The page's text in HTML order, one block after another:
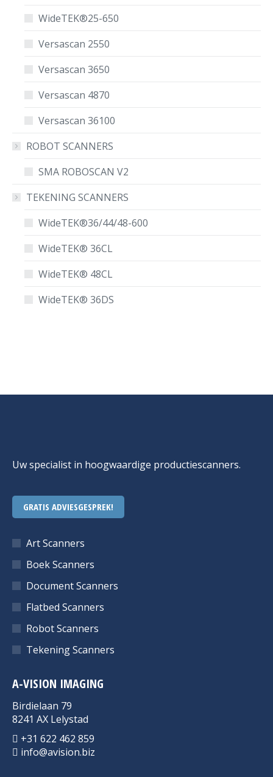
WideTEK®25-650
Versascan 2550
Versascan 3650
Versascan 4870
Versascan 36100
ROBOT SCANNERS
SMA ROBOSCAN V2
TEKENING SCANNERS
WideTEK®36/44/48-600
WideTEK® 36CL
WideTEK® 48CL
WideTEK® 36DS
Uw specialist in hoogwaardige productiescanners.
GRATIS ADVIESGESPREK!
Art Scanners
Boek Scanners
Document Scanners
Flatbed Scanners
Robot Scanners
Tekening Scanners
A-VISION IMAGING
Birdielaan 79
8241 AX Lelystad
+31 622 462 859
info@avision.biz